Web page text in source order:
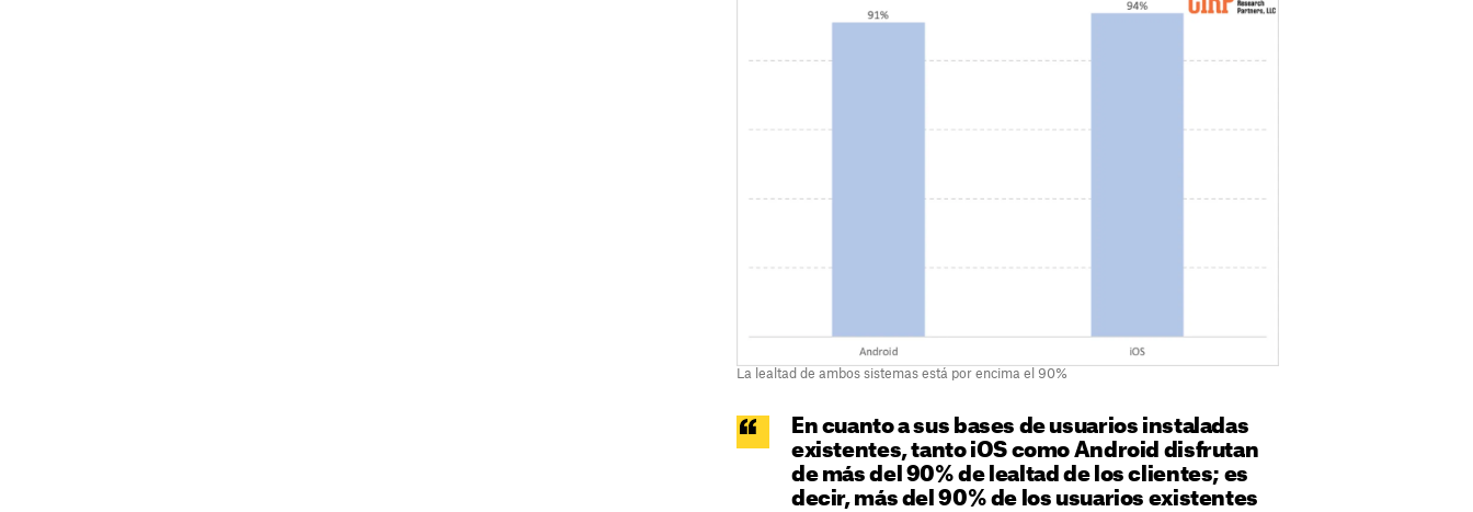
La lealtad de ambos sistemas está por encima el 90%
En cuanto a sus bases de usuarios instaladas
existentes, tanto iOS como Android disfrutan
de más del 90% de lealtad de los clientes; es
decir, más del 90% de los usuarios existentes